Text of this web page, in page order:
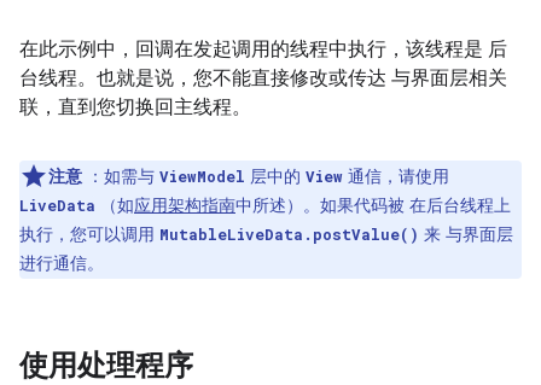
在此示例中，回调在发起调用的线程中执行，该线程是 后
台线程。也就是说，您不能直接修改或传达 与界面层相关
联，直到您切换回主线程。
注意 ：如需与 ViewModel 层中的 View 通信，请使用
LiveData （如应用架构指南中所述）。如果代码被 在后台线程上
执行，您可以调用 MutableLiveData.postValue() 来 与界面层
进行通信。
使用处理程序